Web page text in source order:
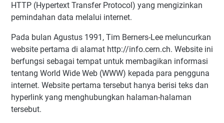
HTTP (Hypertext Transfer Protocol) yang mengizinkan
pemindahan data melalui internet.
Pada bulan Agustus 1991, Tim Berners-Lee meluncurkan
website pertama di alamat http://info.cern.ch. Website ini
berfungsi sebagai tempat untuk membagikan informasi
tentang World Wide Web (WWW) kepada para pengguna
internet. Website pertama tersebut hanya berisi teks dan
hyperlink yang menghubungkan halaman-halaman
tersebut.